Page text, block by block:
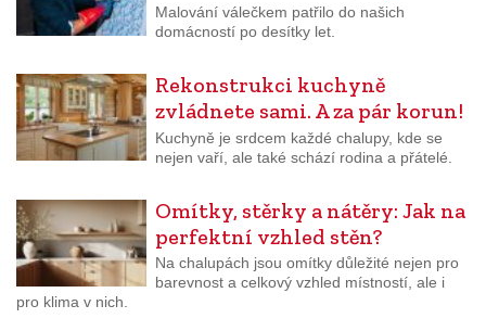
Malování válečkem patřilo do našich
domácností po desítky let.
Rekonstrukci kuchyně
zvládnete sami. A za pár korun!
Kuchyně je srdcem každé chalupy, kde se
nejen vaří, ale také schází rodina a přátelé.
Omítky, stěrky a nátěry: Jak na
perfektní vzhled stěn?
Na chalupách jsou omítky důležité nejen pro
barevnost a celkový vzhled místností, ale i
pro klima v nich.